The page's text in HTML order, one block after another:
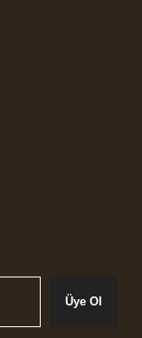
Üye Ol